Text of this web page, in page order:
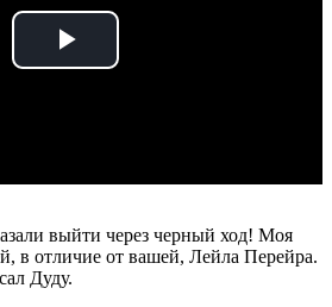
Play
выйти через черный ход! Моя
в отличие от вашей, Лейла Перейра.
Дуду.